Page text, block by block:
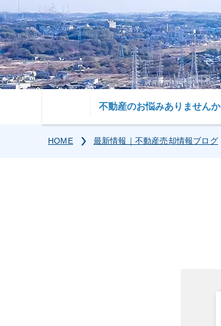
不動産のお悩みありませんか
HOME 最新情報｜不動産売却情報ブログ